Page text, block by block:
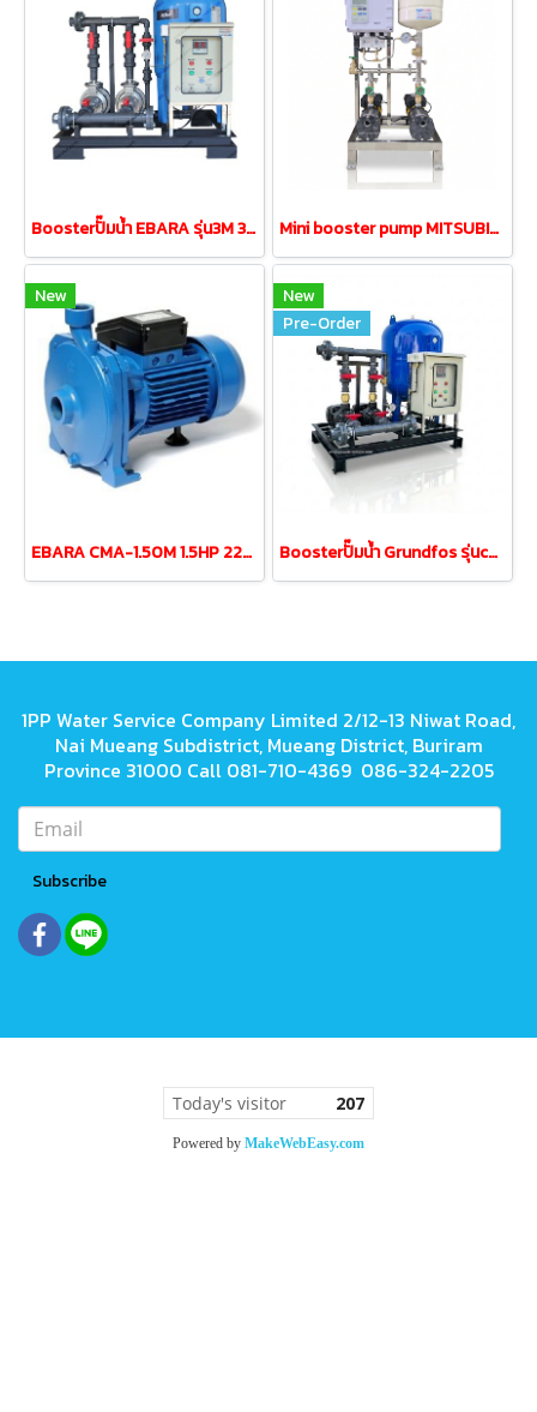
Boosterปั๊มน้ำ EBARA รุ่น3M 32-160/1.5 1.5kw380V tank200L Mini booster pump MITSUBISHI MCH-655S 0.65kw 220V 18L
New
EBARA CMA-1.50M 1.5HP 220V centrifugal pump (2 wires)
New
Pre-Order
Boosterปั๊มน้ำ Grundfos รุ่นcm10-2 1.5kw380V tank200L
1PP Water Service Company Limited 2/12-13 Niwat Road,
Nai Mueang Subdistrict, Mueang District, Buriram
Province 31000 Call 081-710-4369 086-324-2205
Subscribe
Today's visitor 207
Powered by MakeWebEasy.com